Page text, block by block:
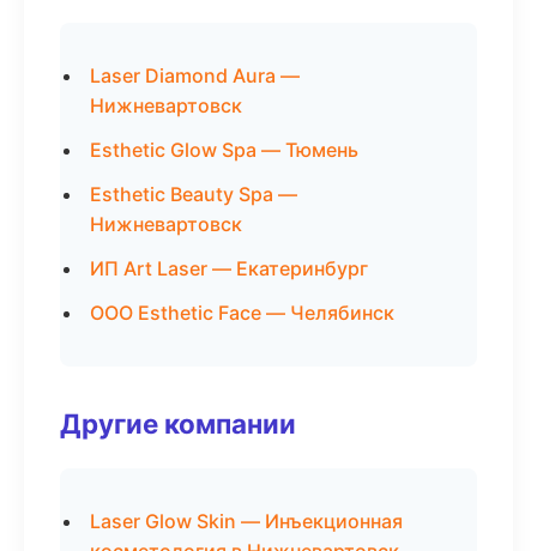
Laser Diamond Aura —
Нижневартовск
Esthetic Glow Spa — Тюмень
Esthetic Beauty Spa —
Нижневартовск
ИП Art Laser — Екатеринбург
ООО Esthetic Face — Челябинск
Другие компании
Laser Glow Skin — Инъекционная